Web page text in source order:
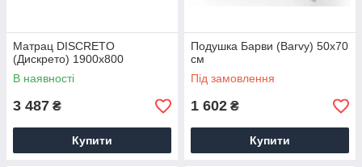
Матрац DISCRETO
(Дискрето) 1900х800
В наявності
3 487 ₴
Купити
Подушка Барви (Barvy) 50х70
см
Під замовлення
1 602 ₴
Купити